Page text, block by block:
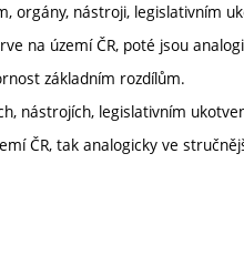
orgány, nástroji, legislativním
na území ČR, poté jsou
základním rozdílům.
nástrojích, legislativním
ČR, tak analogicky ve